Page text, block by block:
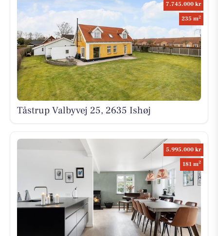
7.745.000 kr
235 m2
Tåstrup Valbyvej 25, 2635 Ishøj
5.995.000 kr
181 m2